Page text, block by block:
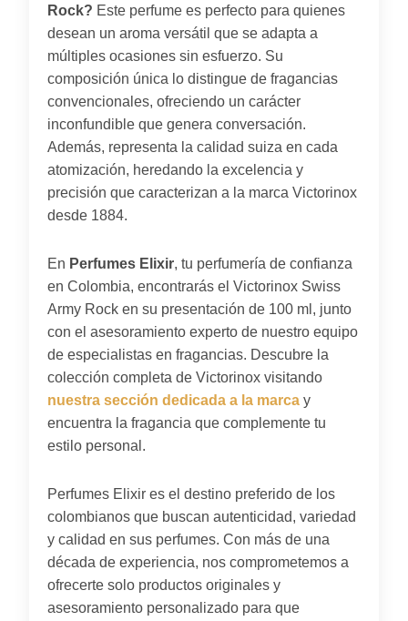
Rock? Este perfume es perfecto para quienes
desean un aroma versátil que se adapta a
múltiples ocasiones sin esfuerzo. Su
composición única lo distingue de fragancias
convencionales, ofreciendo un carácter
inconfundible que genera conversación.
Además, representa la calidad suiza en cada
atomización, heredando la excelencia y
precisión que caracterizan a la marca Victorinox
desde 1884.
En Perfumes Elixir, tu perfumería de confianza
en Colombia, encontrarás el Victorinox Swiss
Army Rock en su presentación de 100 ml, junto
con el asesoramiento experto de nuestro equipo
de especialistas en fragancias. Descubre la
colección completa de Victorinox visitando
nuestra sección dedicada a la marca y
encuentra la fragancia que complemente tu
estilo personal.
Perfumes Elixir es el destino preferido de los
colombianos que buscan autenticidad, variedad
y calidad en sus perfumes. Con más de una
década de experiencia, nos comprometemos a
ofrecerte solo productos originales y
asesoramiento personalizado para que